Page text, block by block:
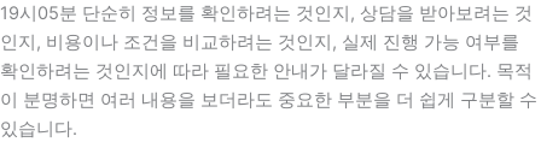
19시05분 단순히 정보를 확인하려는 것인지, 상담을 받아보려는 것
인지, 비용이나 조건을 비교하려는 것인지, 실제 진행 가능 여부를
확인하려는 것인지에 따라 필요한 안내가 달라질 수 있습니다. 목적
이 분명하면 여러 내용을 보더라도 중요한 부분을 더 쉽게 구분할 수
있습니다.